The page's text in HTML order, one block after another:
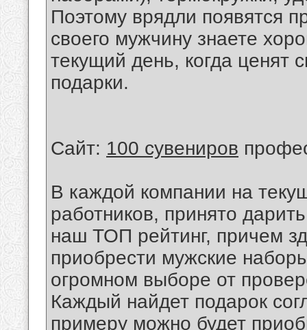
Поэтому врядли появятся
своего мужчину знаете
текущий день, когда ценят
подарки.
Сайт: 100 сувениров
В каждой компании на
работников, принято
наш ТОП рейтинг, причем
приобрести мужские
огромном выборе от
Каждый найдет подарок
примеру можно будет